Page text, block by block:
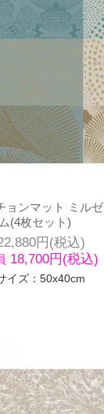
ョンマット ミル
ム(4枚セット)
円(税込)
18,700円(税込)
イズ：50x40cm